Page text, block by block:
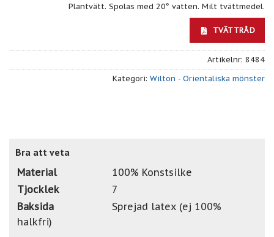
Plantvätt. Spolas med 20° vatten. Milt tvättmedel.
TVÄTTRÅD
Artikelnr: 8484
Kategori: Wilton - Orientaliska mönster
Bra att veta
Material
100% Konstsilke
Tjocklek
7
Baksida
Sprejad latex (ej 100%
halkfri)